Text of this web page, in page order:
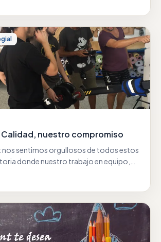
nuestro compromiso
nos sentimos orgullosos de todos estos
donde nuestro trabajo en equipo,